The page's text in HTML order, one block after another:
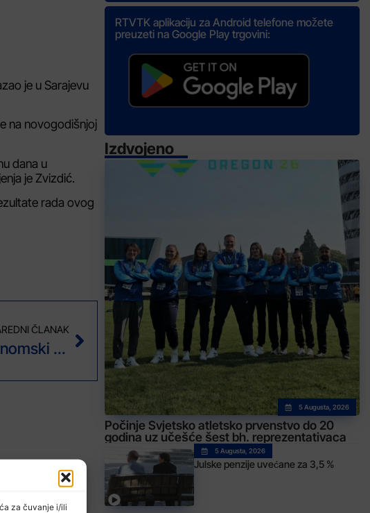
za čuvanje i/ili
je u Sarajevu
na novogodišnjoj
dana u
je Zvizdić.
rada ovog
ČLANAK
Novalić: Ova godina donosi ekonomski rast
RTVTK aplikaciju za Android telefone možete
preuzeti na Google Play trgovini:
Izdvojeno
5 Augusta, 2026
Počinje Svjetsko atletsko prvenstvo do 20
godina uz učešće šest bh. reprezentativaca
5 Augusta, 2026
Julske penzije uvećane za 3,5 %